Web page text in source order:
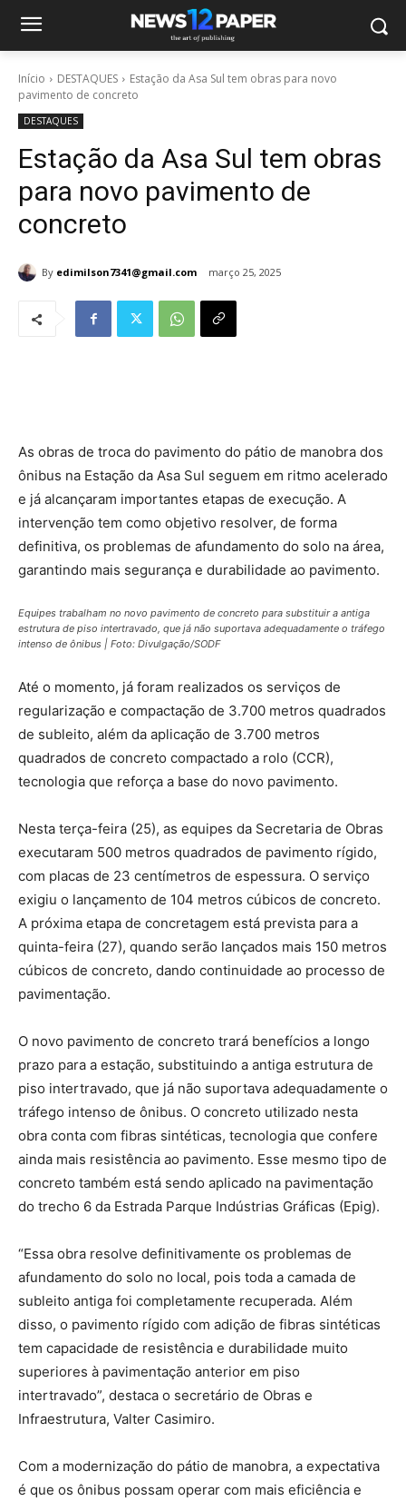
Início DESTAQUES
Estação da Asa Sul tem obras para novo
pavimento de concreto
DESTAQUES
Estação da Asa Sul tem obras
para novo pavimento de
concreto
By edimilson7341@gmail.com março 25, 2025
As obras de troca do pavimento do pátio de manobra dos
ônibus na Estação da Asa Sul seguem em ritmo acelerado
e já alcançaram importantes etapas de execução. A
intervenção tem como objetivo resolver, de forma
definitiva, os problemas de afundamento do solo na área,
garantindo mais segurança e durabilidade ao pavimento.
Equipes trabalham no novo pavimento de concreto para substituir a antiga
estrutura de piso intertravado, que já não suportava adequadamente o tráfego
intenso de ônibus | Foto: Divulgação/SODF
Até o momento, já foram realizados os serviços de
regularização e compactação de 3.700 metros quadrados
de subleito, além da aplicação de 3.700 metros
quadrados de concreto compactado a rolo (CCR),
tecnologia que reforça a base do novo pavimento.
Nesta terça-feira (25), as equipes da Secretaria de Obras
executaram 500 metros quadrados de pavimento rígido,
com placas de 23 centímetros de espessura. O serviço
exigiu o lançamento de 104 metros cúbicos de concreto.
A próxima etapa de concretagem está prevista para a
quinta-feira (27), quando serão lançados mais 150 metros
cúbicos de concreto, dando continuidade ao processo de
pavimentação.
O novo pavimento de concreto trará benefícios a longo
prazo para a estação, substituindo a antiga estrutura de
piso intertravado, que já não suportava adequadamente o
tráfego intenso de ônibus. O concreto utilizado nesta
obra conta com fibras sintéticas, tecnologia que confere
ainda mais resistência ao pavimento. Esse mesmo tipo de
concreto também está sendo aplicado na pavimentação
do trecho 6 da Estrada Parque Indústrias Gráficas (Epig).
“Essa obra resolve definitivamente os problemas de
afundamento do solo no local, pois toda a camada de
subleito antiga foi completamente recuperada. Além
disso, o pavimento rígido com adição de fibras sintéticas
tem capacidade de resistência e durabilidade muito
superiores à pavimentação anterior em piso
intertravado”, destaca o secretário de Obras e
Infraestrutura, Valter Casimiro.
Com a modernização do pátio de manobra, a expectativa
é que os ônibus possam operar com mais eficiência e